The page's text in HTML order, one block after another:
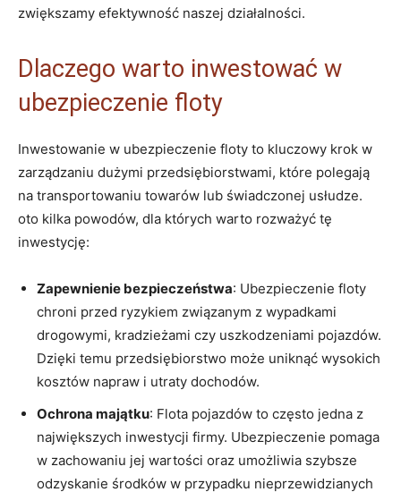
zwiększamy efektywność naszej działalności.
Dlaczego warto inwestować w
ubezpieczenie floty
Inwestowanie w ubezpieczenie floty to kluczowy krok w
zarządzaniu dużymi przedsiębiorstwami, które polegają
na transportowaniu towarów lub świadczonej usłudze.
oto kilka powodów, dla których warto rozważyć tę
inwestycję:
Zapewnienie bezpieczeństwa: Ubezpieczenie floty
chroni przed ryzykiem związanym z wypadkami
drogowymi, kradzieżami czy uszkodzeniami pojazdów.
Dzięki temu przedsiębiorstwo może uniknąć wysokich
kosztów napraw i utraty dochodów.
Ochrona majątku: Flota pojazdów to często jedna z
największych inwestycji firmy. Ubezpieczenie pomaga
w zachowaniu jej wartości oraz umożliwia szybsze
odzyskanie środków w przypadku nieprzewidzianych